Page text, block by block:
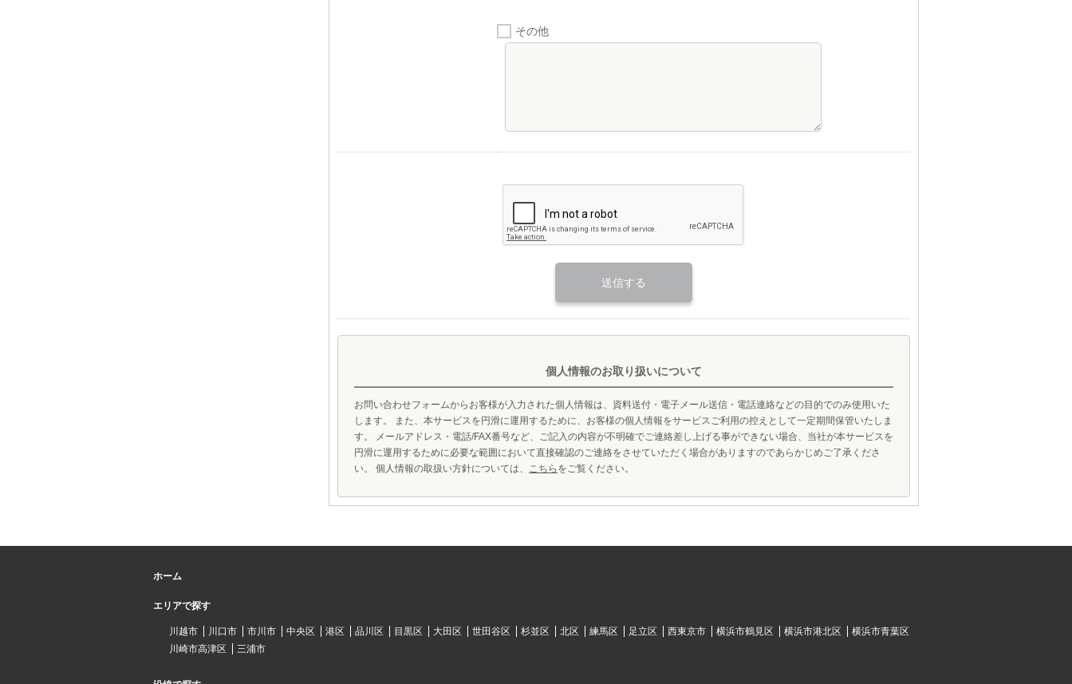
その他
個人情報のお取り扱いについて
お問い合わせフォームからお客様が入力された個人情報は、資料送付・電子メール送信・電話連絡などの目的でのみ使用いた
します。 また、本サービスを円滑に運用するために、お客様の個人情報をサービスご利用の控えとして一定期間保管いたしま
す。 メールアドレス・電話/FAX番号など、ご記入の内容が不明確でご連絡差し上げる事ができない場合、当社が本サービスを
円滑に運用するために必要な範囲において直接確認のご連絡をさせていただく場合がありますのであらかじめご了承くださ
い。 個人情報の取扱い方針については、 こちら をご覧ください。
ホーム
エリアで探す
川越市 川口市 市川市 中央区 港区 品川区 目黒区 大田区 世田谷区 杉並区 北区 練馬区 足立区 西東京市 横浜市鶴見区 横浜市港北区
横浜市青葉区
川崎市高津区
三浦市